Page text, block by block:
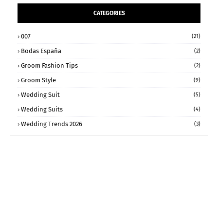
CATEGORIES
007 (21)
Bodas España (2)
Groom Fashion Tips (2)
Groom Style (9)
Wedding Suit (5)
Wedding Suits (4)
Wedding Trends 2026 (3)